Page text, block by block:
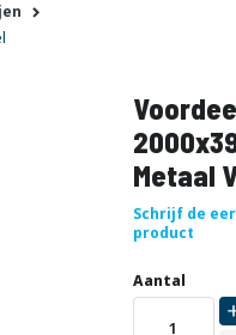
Metaal
Schrijf de
product
Uw
aanpassing
DIRECT
LEVERBAAR
Aantal